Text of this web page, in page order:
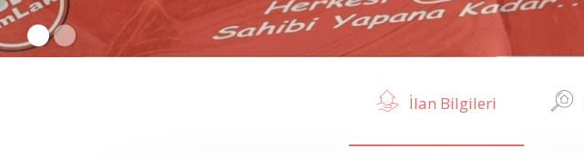
İlan Bilgileri